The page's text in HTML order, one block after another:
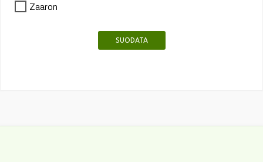
Zaaron
SUODATA